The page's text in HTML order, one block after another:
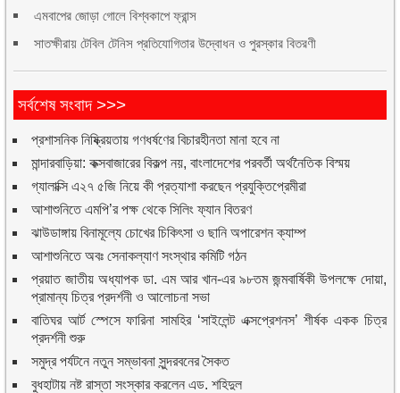
এমবাপের জোড়া গোলে বিশ্বকাপে ফ্রান্স
সাতক্ষীরায় টেবিল টেনিস প্রতিযোগিতার উদ্বোধন ও পুরস্কার বিতরণী
সর্বশেষ সংবাদ >>>
প্রশাসনিক নিষ্ক্রিয়তায় গণধর্ষণের বিচারহীনতা মানা হবে না
মান্দারবাড়িয়া: কক্সবাজারের বিকল্প নয়, বাংলাদেশের পরবর্তী অর্থনৈতিক বিস্ময়
গ্যালাক্সি এ২৭ ৫জি নিয়ে কী প্রত্যাশা করছেন প্রযুক্তিপ্রেমীরা
আশাশুনিতে এমপি’র পক্ষ থেকে সিলিং ফ্যান বিতরণ
ঝাউডাঙ্গায় বিনামূল্যে চোখের চিকিৎসা ও ছানি অপারেশন ক্যাম্প
আশাশুনিতে অবঃ সেনাকল্যাণ সংস্থার কমিটি গঠন
প্রয়াত জাতীয় অধ্যাপক ডা. এম আর খান-এর ৯৮তম জন্মবার্ষিকী উপলক্ষে দোয়া,
প্রামান্য চিত্র প্রদর্শনী ও আলোচনা সভা
বাতিঘর আর্ট স্পেসে ফারিনা সামহির ‘সাইলেন্ট এক্সপ্রেশনস’ শীর্ষক একক চিত্র
প্রদর্শনী শুরু
সমুদ্র পর্যটনে নতুন সম্ভাবনা সুন্দরবনের সৈকত
বুধহাটায় নষ্ট রাস্তা সংস্কার করলেন এড. শহিদুল